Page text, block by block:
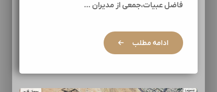
فاضل عبیات،جمعی از مدیران …
ادامه مطلب